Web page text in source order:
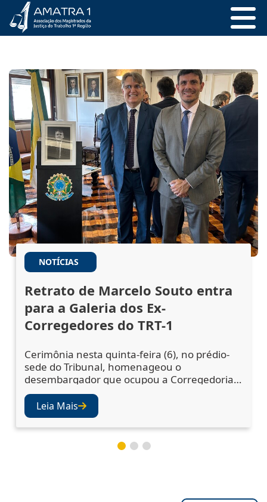
NOTÍCIAS
Retrato de Marcelo Souto entra
para a Galeria dos Ex-
Corregedores do TRT-1
Cerimônia nesta quinta-feira (6), no prédio-
sede do Tribunal, homenageou o
desembargador que ocupou a Corregedoria
Regional no biênio 2023/2025 A cerimônia de
descerramento do retrato do desembargador
Marcelo Augusto Souto de Oliveira,
corregedor regional no biênio 2023/2025,
ocorreu nesta quinta-feira (6), no Salão Nobre
do TRT-1. A solenidade confirmou a inclusão
Leia Mais